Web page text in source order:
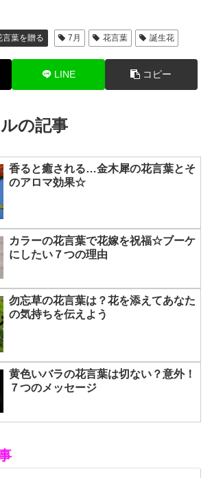
言葉を贈る 7月 花言葉 誕生花
LINE コピー
の記事
香ると癒される…金木犀の花言葉とそ
のアロマ効果☆
カラーの花言葉で花嫁を祝福☆ブーケ
にしたい７つの理由
勿忘草の花言葉は？花を添えてあなた
の気持ちを伝えよう
黄色いバラの花言葉は切ない？意外！
７つのメッセージ